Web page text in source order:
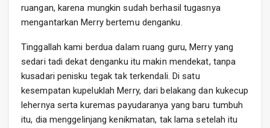
ruangan, karena mungkin sudah berhasil tugasnya
mengantarkan Merry bertemu denganku.
Tinggallah kami berdua dalam ruang guru, Merry yang
sedari tadi dekat denganku itu makin mendekat, tanpa
kusadari penisku tegak tak terkendali. Di satu
kesempatan kupeluklah Merry, dari belakang dan kukecup
lehernya serta kuremas payudaranya yang baru tumbuh
itu, dia menggelinjang kenikmatan, tak lama setelah itu